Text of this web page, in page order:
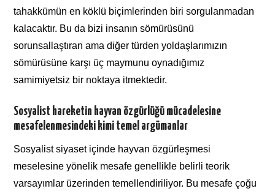
tahakkümün en köklü biçimlerinden biri sorgulanmadan
kalacaktır. Bu da bizi insanın sömürüsünü
sorunsallaştıran ama diğer türden yoldaşlarımızın
sömürüsüne karşı üç maymunu oynadığımız
samimiyetsiz bir noktaya itmektedir.
Sosyalist hareketin hayvan özgürlüğü mücadelesine
mesafelenmesindeki kimi temel argümanlar
Sosyalist siyaset içinde hayvan özgürleşmesi
meselesine yönelik mesafe genellikle belirli teorik
varsayımlar üzerinden temellendiriliyor. Bu mesafe çoğu